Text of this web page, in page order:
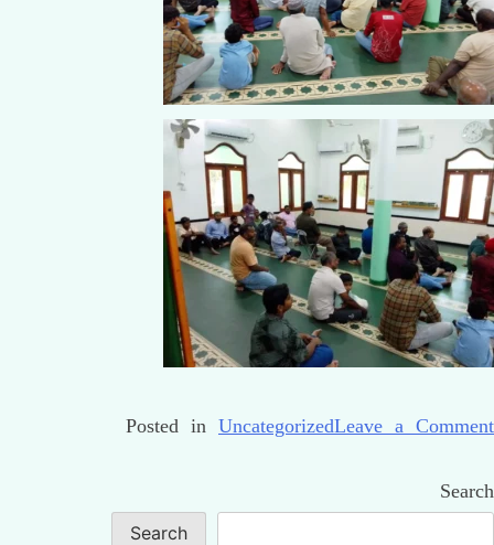
Posted in UncategorizedLeave a Comment
Search
Search